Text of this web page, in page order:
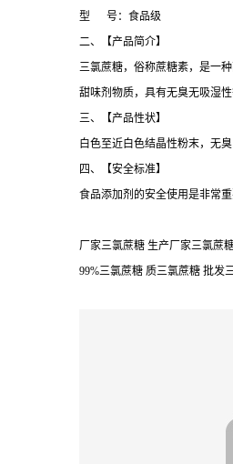
型 号：食品级
二、【产品简介】
三氯蔗糖，俗称蔗糖素，是一
甜味剂物质，具有无臭无吸湿
三、【产品性状】
白色至近白色结晶性粉末，无
四、【安全标准】
食品添加剂的安全使用是非常
厂家三氯蔗糖 生产厂家三氯蔗
99%三氯蔗糖 质三氯蔗糖 批发